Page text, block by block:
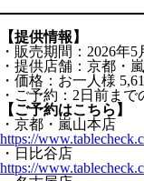
【提供情報】
・販売期間：2026年
・提供店舗：京都・
・価格：お一人様
・ご予約：2日前まで
【ご予約はこちら】
・京都・嵐山本店
https://
・日比谷店
https://